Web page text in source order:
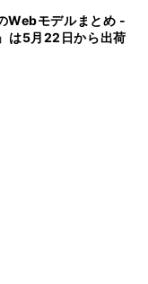
Webモデルまとめ -
は5月22日から出荷